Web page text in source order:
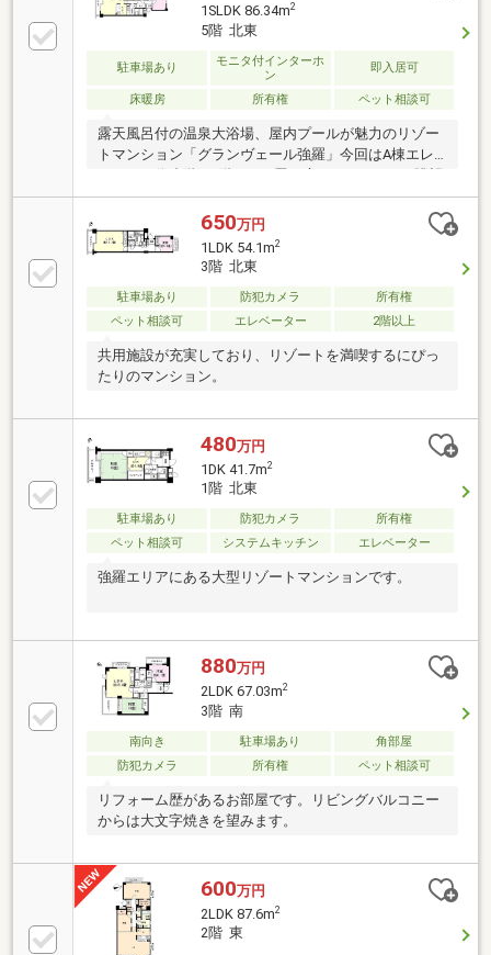
1SLDK 86.34m2
5階 北東
駐車場あり
モニタ付インターホ
ン
即入居可
床暖房 所有権 ペット相談可
露天風呂付の温泉大浴場、屋内プールが魅力のリゾー
トマンション「グランヴェール強羅」今回はA棟エレ
良好のお部屋をご紹介します。リビングの壁紙の張替
えをしているため室内の状態は良好。バルコニーから
は相模湾を遠望し、正面に明星ヶ岳の大文字焼きを望
む強羅ならではの眺望が楽しめます。ウォークインク
650万円
1LDK 54.1m2
3階 北東
駐車場あり 防犯カメラ
所有権
ペット相談可
エレベーター 2階以上
共用施設が充実しており、リゾートを満喫するにぴっ
たりのマンション。
480万円
1DK 41.7m2
1階 北東
駐車場あり 防犯カメラ
所有権
ペット相談可
システムキッチン エレベーター
強羅エリアにある大型リゾートマンションです。
880万円
2LDK 67.03m2
3階 南
南向き 駐車場あり
角部屋
防犯カメラ
所有権 ペット相談可
リフォーム歴があるお部屋です。リビングバルコニー
からは大文字焼きを望みます。
600万円
2LDK 87.6m2
2階 東